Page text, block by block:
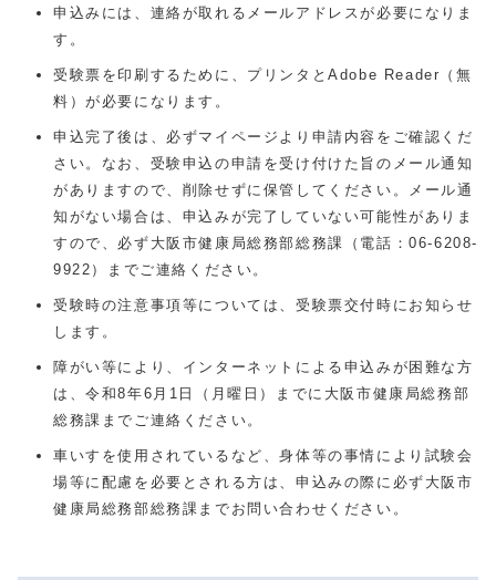
申込みには、連絡が取れるメールアドレスが必要になりま
す。
受験票を印刷するために、プリンタとAdobe Reader（無
料）が必要になります。
申込完了後は、必ずマイページより申請内容をご確認くだ
さい。なお、受験申込の申請を受け付けた旨のメール通知
がありますので、削除せずに保管してください。メール通
知がない場合は、申込みが完了していない可能性がありま
すので、必ず大阪市健康局総務部総務課（電話：06-6208-
9922）までご連絡ください。
受験時の注意事項等については、受験票交付時にお知らせ
します。
障がい等により、インターネットによる申込みが困難な方
は、令和8年6月1日（月曜日）までに大阪市健康局総務部
総務課までご連絡ください。
車いすを使用されているなど、身体等の事情により試験会
場等に配慮を必要とされる方は、申込みの際に必ず大阪市
健康局総務部総務課までお問い合わせください。